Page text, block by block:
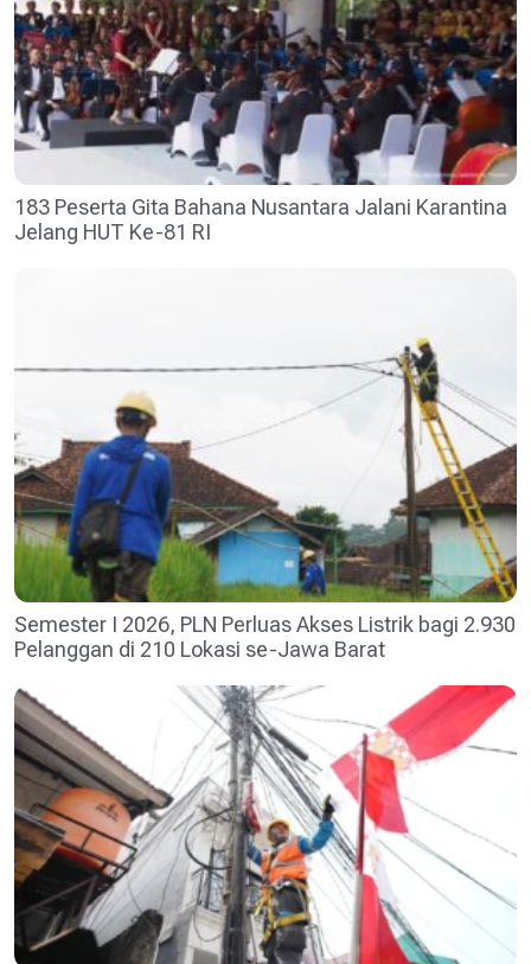
183 Peserta Gita Bahana Nusantara Jalani Karantina
Jelang HUT Ke-81 RI
Semester I 2026, PLN Perluas Akses Listrik bagi 2.930
Pelanggan di 210 Lokasi se-Jawa Barat